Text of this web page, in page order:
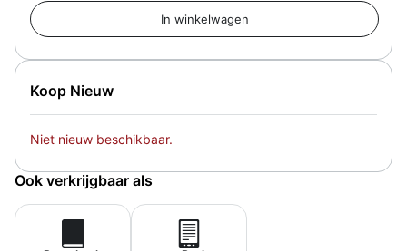
Koop Nieuw
Niet nieuw beschikbaar.
Ook verkrijgbaar als